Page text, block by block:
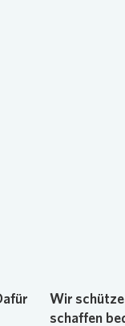
Wir
schaffen